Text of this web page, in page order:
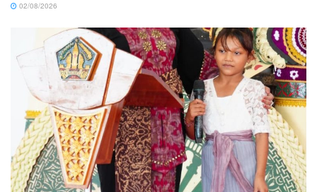
02/08/2026